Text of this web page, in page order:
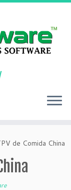
de Comida China